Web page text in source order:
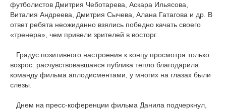
футболистов Дмитрия Чеботарева, Аскара Ильясова,
Виталия Андреева, Дмитрия Сычева, Алана Гатагова и др. В
ответ ребята неожиданно взялись победно качать своего
«тренера», чем привели зрителей в восторг.
Градус позитивного настроения к концу просмотра только
возрос: расчувствовавшаяся публика тепло благодарила
команду фильма аплодисментами, у многих на глазах были
слезы.
Днем на пресс-коференции фильма Данила подчеркнул,